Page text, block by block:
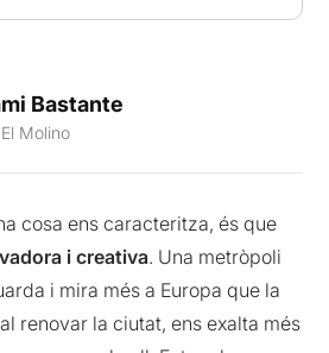
Bastante
Molino
cosa ens caracteritza, és que
i creativa. Una metròpoli
i mira més a Europa que la
renovar la ciutat, ens exalta més